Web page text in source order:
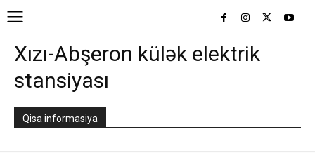
Xızı-Abşeron külək elektrik
stansiyası
Qisa informasiya